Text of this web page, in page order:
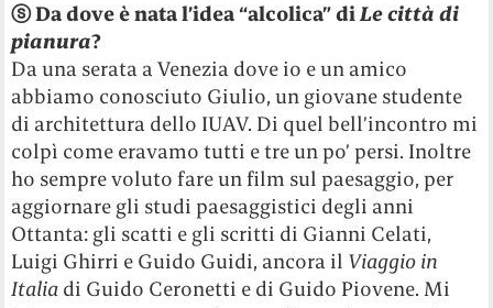
ⓢ Da dove è nata l’idea “alcolica” diLe città di
pianura?
Da una serata a Venezia dove io e un amico
abbiamo conosciuto Giulio, un giovane studente
di architettura dello IUAV. Di quel bell’incontro mi
colpì come eravamo tutti e tre un po’ persi. Inoltre
ho sempre voluto fare un film sul paesaggio, per
aggiornare gli studi paesaggistici degli anni
Ottanta: gli scatti e gli scritti di Gianni Celati,
Luigi Ghirri e Guido Guidi, ancora il Viaggio in
Italia di Guido Ceronetti e di Guido Piovene. Mi